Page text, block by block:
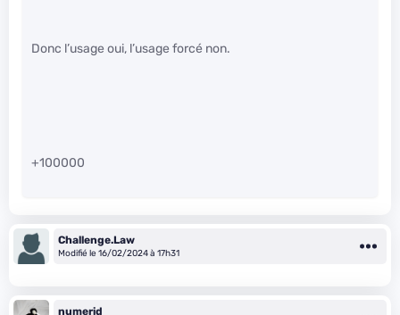
Donc l’usage oui, l’usage forcé non.
+100000
Challenge.Law
Modifié le 16/02/2024 à 17h31
numerid